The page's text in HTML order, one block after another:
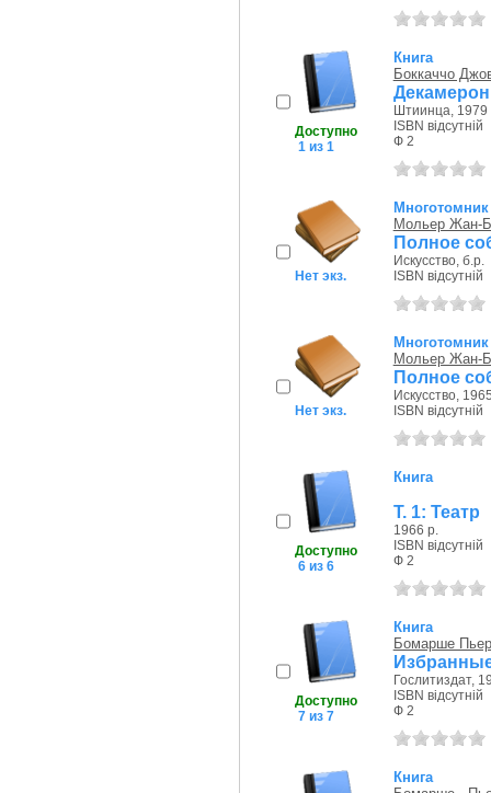
Доступно
1 из 1
Книга
Боккаччо
Декамерон
Штиинца, 1979
ISBN відсутній
Ф 2
Нет экз.
Многотомник
Мольер Жан-
Полное
Искусство, б.р.
ISBN відсутній
Нет экз.
Многотомник
Мольер Жан-
Полное
Искусство,
ISBN відсутній
Доступно
6 из 6
Книга
Т. 1: Театр
1966 р.
ISBN відсутній
Ф 2
Доступно
7 из 7
Книга
Бомарше
Гослитиздат,
ISBN відсутній
Ф 2
Книга